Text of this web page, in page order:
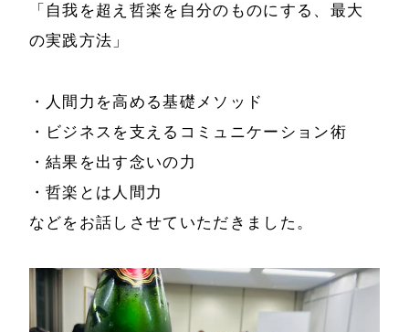
会社情報
「自我を超え哲楽を自分のものにする、最大
の実践方法」
・人間力を高める基礎メソッド
・ビジネスを支えるコミュニケーション術
・結果を出す念いの力
・哲楽とは人間力
などをお話しさせていただきました。